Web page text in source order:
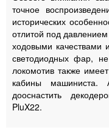
точное
исторических
отлитой под
ходовыми
светодиодных фар,
локомотив также
кабины машиниста.
дооснастить
PluX22.